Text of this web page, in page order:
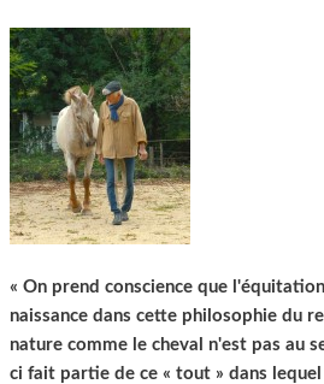
« On prend conscience que
naissance dans cette philosophie du
nature comme le cheval n'est pas au
ci fait partie de ce « tout » dans